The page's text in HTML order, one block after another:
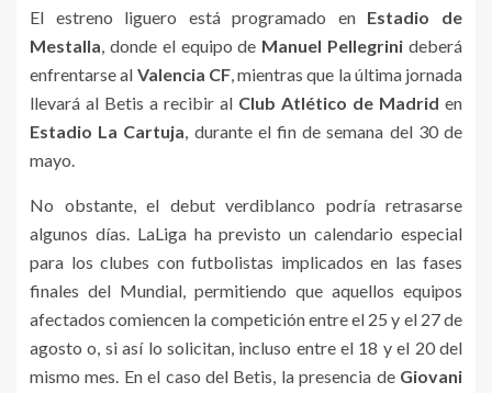
El estreno liguero está programado en Estadio de
Mestalla, donde el equipo de Manuel Pellegrini deberá
enfrentarse al Valencia CF, mientras que la última jornada
llevará al Betis a recibir al Club Atlético de Madrid en
Estadio La Cartuja, durante el fin de semana del 30 de
mayo.
No obstante, el debut verdiblanco podría retrasarse
algunos días. LaLiga ha previsto un calendario especial
para los clubes con futbolistas implicados en las fases
finales del Mundial, permitiendo que aquellos equipos
afectados comiencen la competición entre el 25 y el 27 de
agosto o, si así lo solicitan, incluso entre el 18 y el 20 del
mismo mes. En el caso del Betis, la presencia de Giovani